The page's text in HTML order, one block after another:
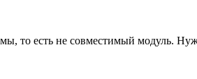
то есть не совместимый модуль.